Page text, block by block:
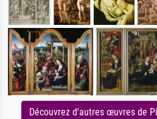
Découvrez d'autres œuvres de